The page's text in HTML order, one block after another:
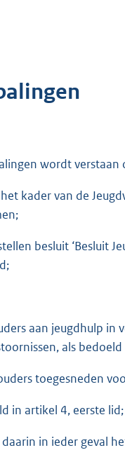
wordt verstaan
kader van de
besluit ‘Besluit
aan jeugdhulp in
als
toegesneden
in artikel 4, eerste lid;
in ieder geval